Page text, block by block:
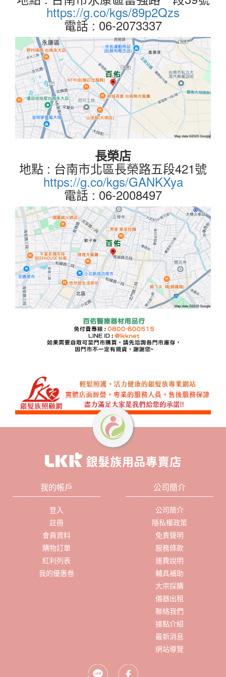
https://g.co/kgs/89p2Qzs
電話 : 06-2073337
長榮店
地點 : 台南市北區長榮路五段421號
https://g.co/kgs/GANKXya
電話 : 06-2008497
我的帳戶
登入
註冊
會員資料
購物訂單
紅利列表
我的優惠卷
公司簡介
公司簡介
隱私權政策
免責聲明
服務條款
運費說明
輔具補助
大宗採購
儀器出租
聯絡我們
據點介紹
最新消息
網站導覽